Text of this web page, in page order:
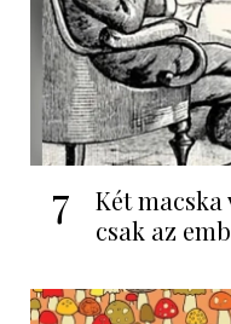
7
Két macska
csak az